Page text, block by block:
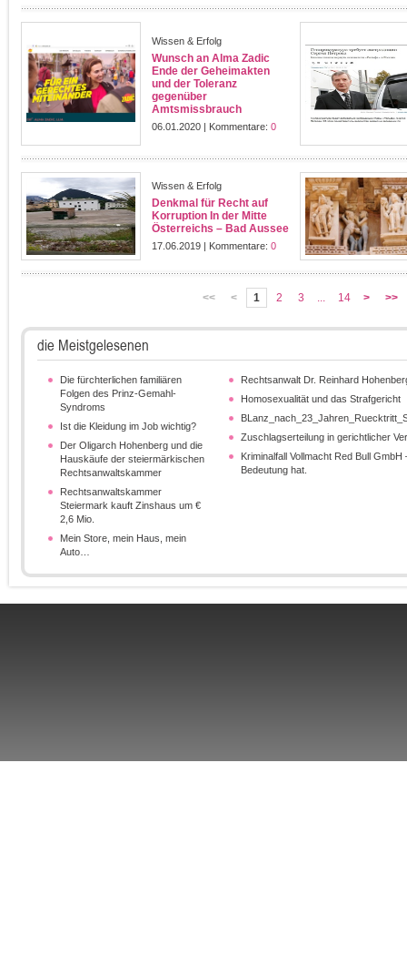
Wissen & Erfolg
Wunsch an Alma Zadic
Ende der Geheimakten
und der Toleranz
gegenüber
Amtsmissbrauch
06.01.2020 | Kommentare: 0
Wissen & Erfolg
Denkmal für Recht auf
Korruption In der Mitte
Österreichs – Bad Aussee
17.06.2019 | Kommentare: 0
<< < 1 2 3 ... 14 > >>
die Meistgelesenen
Die fürchterlichen familiären
Folgen des Prinz-Gemahl-
Syndroms
Ist die Kleidung im Job wichtig?
Der Oligarch Hohenberg und die
Hauskäufe der steiermärkischen
Rechtsanwaltskammer
Rechtsanwaltskammer
Steiermark kauft Zinshaus um €
2,6 Mio.
Mein Store, mein Haus, mein
Auto…
Rechtsanwalt Dr. Reinhard
Homosexualität und das Strafgericht
Zuschlagserteilung in gerichtlicher
Kriminalfall Vollmacht Red Bull
Bedeutung hat.